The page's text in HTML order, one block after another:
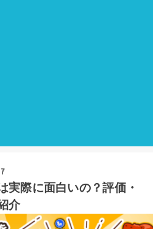
実際に面白いの？評価・
介